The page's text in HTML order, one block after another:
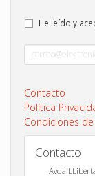
He leído y
Contacto
Política
Condiciones
Contacto
Avda